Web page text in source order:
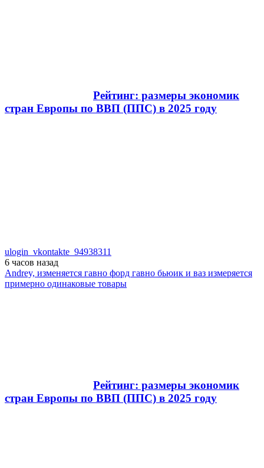
Рейтинг: размеры экономик
стран Европы по ВВП (ППС) в 2025 году
ulogin_vkontakte_94938311
6 часов назад
Andrey, изменяется гавно форд гавно бьюик и ваз измеряется
примерно одинаковые товары
Рейтинг: размеры экономик
стран Европы по ВВП (ППС) в 2025 году